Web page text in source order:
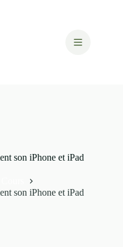
son iPhone et iPad
son iPhone et iPad